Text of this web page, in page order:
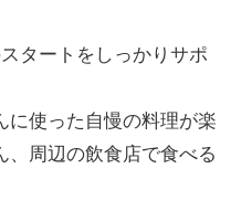
タートをしっかりサポ
に使った自慢の料理が楽
、周辺の飲食店で食べる